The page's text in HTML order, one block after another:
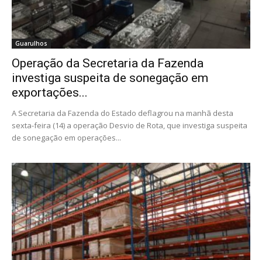
Guarulhos
Operação da Secretaria da Fazenda
investiga suspeita de sonegação em
exportações...
A Secretaria da Fazenda do Estado deflagrou na manhã desta
sexta-feira (14) a operação Desvio de Rota, que investiga suspeita
de sonegação em operações...